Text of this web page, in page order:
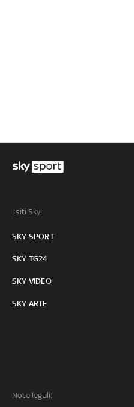
I siti Sky:
SKY SPORT
SKY TG24
SKY VIDEO
SKY ARTE
Note legali: